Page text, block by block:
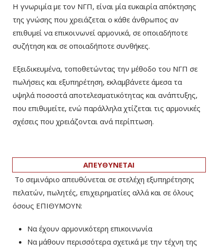
Η γνωριμία με τον ΝΓΠ, είναι μία ευκαιρία απόκτησης
της γνώσης που χρειάζεται ο κάθε άνθρωπος αν
επιθυμεί να επικοινωνεί αρμονικά, σε οποιαδήποτε
συζήτηση και σε οποιαδήποτε συνθήκες.
Εξειδικευμένα, τοποθετώντας την μέθοδο του ΝΓΠ σε
πωλήσεις και εξυπηρέτηση, εκλαμβάνετε άμεσα τα
υψηλά ποσοστά αποτελεσματικότητας και ανάπτυξης,
που επιθυμείτε, ενώ παράλληλα χτίζεται τις αρμονικές
σχέσεις που χρειάζονται ανά περίπτωση.
ΑΠΕΥΘΥΝΕΤΑΙ
Το σεμινάριο απευθύνεται σε στελέχη εξυπηρέτησης
πελατών, πωλητές, επιχειρηματίες αλλά και σε όλους
όσους ΕΠΙΘΥΜΟΥΝ:
Να έχουν αρμονικότερη επικοινωνία
Να μάθουν περισσότερα σχετικά με την τέχνη της